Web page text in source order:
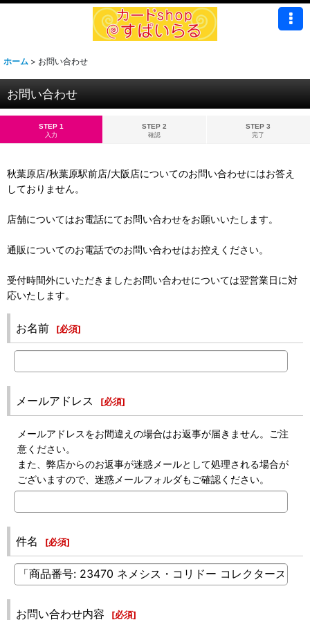
ホーム > お問い合わせ
お問い合わせ
STEP 1
入力
STEP 2
確認
STEP 3
完了
秋葉原店/秋葉原駅前店/大阪店についてのお問い合わせにはお答え
しておりません。
店舗についてはお電話にてお問い合わせをお願いいたします。
通販についてのお電話でのお問い合わせはお控えください。
受付時間外にいただきましたお問い合わせについては翌営業日に対
応いたします。
お名前 [必須]
メールアドレス [必須]
メールアドレスをお間違えの場合はお返事が届きません。ご注
意ください。
また、弊店からのお返事が迷惑メールとして処理される場合が
ございますので、迷惑メールフォルダもご確認ください。
件名 [必須]
お問い合わせ内容 [必須]